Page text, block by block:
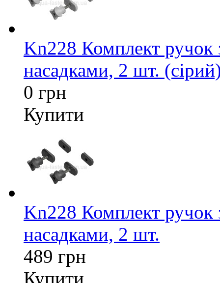
Kn228 Комплект ручок
насадками, 2 шт.
0 грн
Купити
Kn228 Комплект ручок
насадками, 2 шт.
489 грн
Купити